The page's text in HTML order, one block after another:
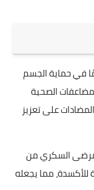
في حماية الجسم
الصحية
على تعزيز
السكري من
للأكسدة، مما يجعله